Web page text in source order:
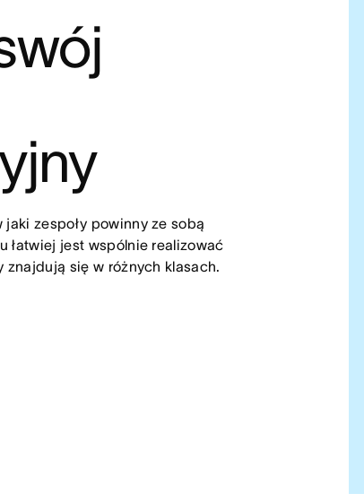
zespoły powinny ze sobą
łatwiej jest wspólnie realizować
znajdują się w różnych klasach.